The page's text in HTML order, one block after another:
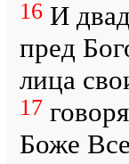
16 И
пред
лица
17
Боже